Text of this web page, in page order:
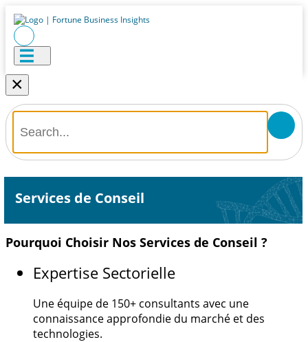
×
Services de Conseil
Pourquoi Choisir Nos Services de Conseil ?
Expertise Sectorielle
Une équipe de 150+ consultants avec une
connaissance approfondie du marché et des
technologies.